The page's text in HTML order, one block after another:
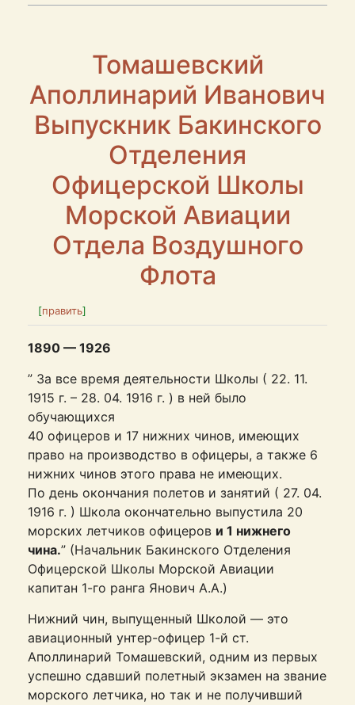
Томашевский
Аполлинарий Иванович
Выпускник Бакинского
Отделения
Офицерской Школы
Морской Авиации
Отдела Воздушного
Флота
[править]
1890 — 1926
” За все время деятельности Школы ( 22. 11.
1915 г. – 28. 04. 1916 г. ) в ней было
обучающихся
40 офицеров и 17 нижних чинов, имеющих
право на производство в офицеры, а также 6
нижних чинов этого права не имеющих.
По день окончания полетов и занятий ( 27. 04.
1916 г. ) Школа окончательно выпустила 20
морских летчиков офицеров и 1 нижнего
чина.” (Начальник Бакинского Отделения
Офицерской Школы Морской Авиации
капитан 1-го ранга Янович А.А.)
Нижний чин, выпущенный Школой — это
авиационный унтер-офицер 1-й ст.
Аполлинарий Томашевский, одним из первых
успешно сдавший полетный экзамен на звание
морского летчика, но так и не получивший